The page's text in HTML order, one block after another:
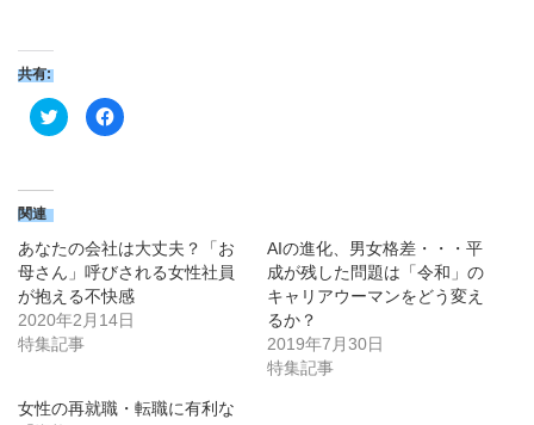
共有:
ク
リ
有
(新
し
い
ウ
ィ
ン
ド
ウ
き
ま
Facebook
で
リ
ッ
ク
し
て
く
だ
い
ウ
関連
あなたの会社は大丈夫？「お
母さん」呼びされる女性社員
が抱える不快感
2020年2月14日
特集記事
AIの進化、男女格差・・・平
成が残した問題は「令和」の
キャリアウーマンをどう変え
るか？
2019年7月30日
特集記事
女性の再就職・転職に有利な